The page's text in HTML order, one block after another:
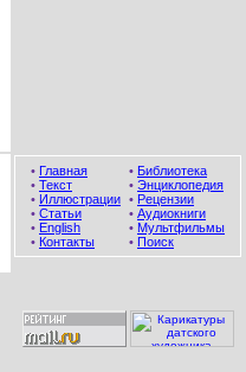
• Главная
• Текст
• Иллюстрации
• Статьи
• English
• Контакты
• Библиотека
• Энциклопедия
• Рецензии
• Аудиокниги
• Мультфильмы
• Поиск